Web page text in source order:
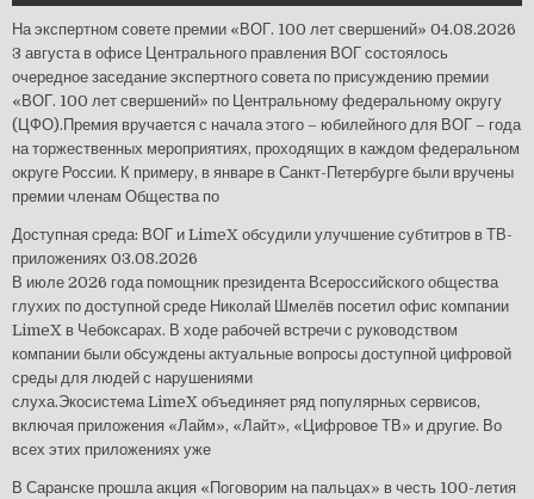
На экспертном совете премии «ВОГ. 100 лет свершений» 04.08.2026
3 августа в офисе Центрального правления ВОГ состоялось
очередное заседание экспертного совета по присуждению премии
«ВОГ. 100 лет свершений» по Центральному федеральному округу
(ЦФО).Премия вручается с начала этого – юбилейного для ВОГ – года
на торжественных мероприятиях, проходящих в каждом федеральном
округе России. К примеру, в январе в Санкт-Петербурге были вручены
премии членам Общества по
Доступная среда: ВОГ и LimeX обсудили улучшение субтитров в ТВ-
приложениях 03.08.2026
В июле 2026 года помощник президента Всероссийского общества
глухих по доступной среде Николай Шмелёв посетил офис компании
LimeX в Чебоксарах. В ходе рабочей встречи с руководством
компании были обсуждены актуальные вопросы доступной цифровой
среды для людей с нарушениями
слуха.Экосистема LimeX объединяет ряд популярных сервисов,
включая приложения «Лайм», «Лайт», «Цифровое ТВ» и другие. Во
всех этих приложениях уже
В Саранске прошла акция «Поговорим на пальцах» в честь 100-летия